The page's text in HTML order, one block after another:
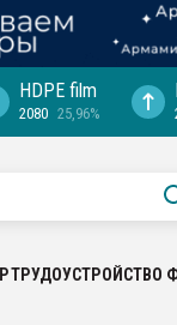
HDPE film
2080 25,96%
ТРУДОУСТРОЙСТВО